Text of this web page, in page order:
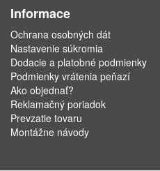
Informace
Ochrana osobných dát
Nastavenie súkromia
Dodacie a platobné podmienky
Podmienky vrátenia peňazí
Ako objednať?
Reklamačný poriadok
Prevzatie tovaru
Montážne návody